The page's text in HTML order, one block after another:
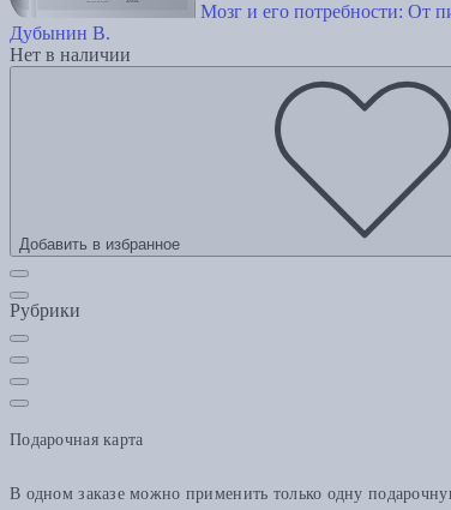
Мозг и его потребности: От
Дубынин В.
Нет в наличии
Добавить в избранное
Рубрики
Подарочная карта
В одном заказе можно применить только одну